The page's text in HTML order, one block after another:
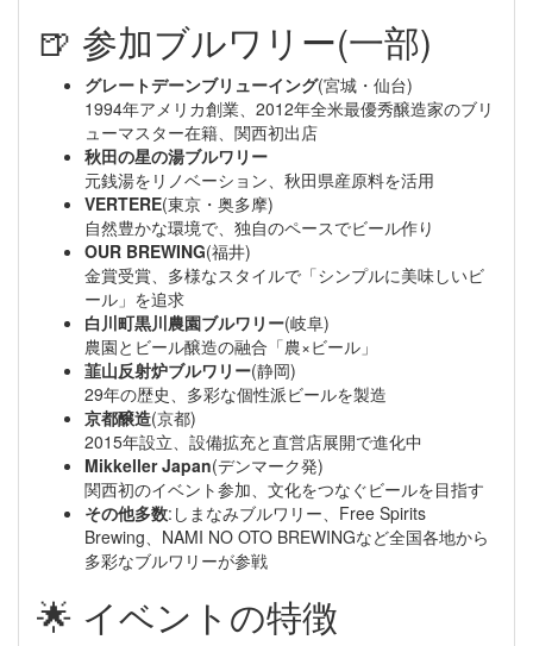
🍺 参加ブルワリー(一部)
グレートデーンブリューイング(宮城・仙台)
1994年アメリカ創業、2012年全米最優秀醸造家のブリ
ューマスター在籍、関西初出店
秋田の星の湯ブルワリー
元銭湯をリノベーション、秋田県産原料を活用
VERTERE(東京・奥多摩)
自然豊かな環境で、独自のペースでビール作り
OUR BREWING(福井)
金賞受賞、多様なスタイルで「シンプルに美味しいビ
ール」を追求
白川町黒川農園ブルワリー(岐阜)
農園とビール醸造の融合「農×ビール」
韮山反射炉ブルワリー(静岡)
29年の歴史、多彩な個性派ビールを製造
京都醸造(京都)
2015年設立、設備拡充と直営店展開で進化中
Mikkeller Japan(デンマーク発)
関西初のイベント参加、文化をつなぐビールを目指す
その他多数:しまなみブルワリー、Free Spirits
Brewing、NAMI NO OTO BREWINGなど全国各地から
多彩なブルワリーが参戦
🌟 イベントの特徴